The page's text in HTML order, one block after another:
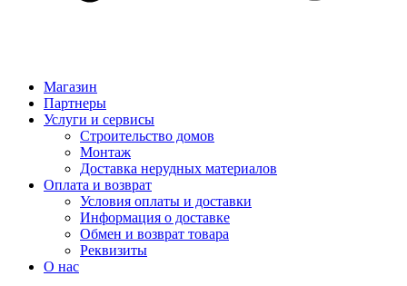
Магазин
Партнеры
Услуги и сервисы
Строительство домов
Монтаж
Доставка нерудных материалов
Оплата и возврат
Условия оплаты и доставки
Информация о доставке
Обмен и возврат товара
Реквизиты
О нас